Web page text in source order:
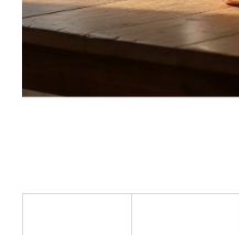
a
í